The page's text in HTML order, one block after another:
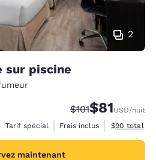
2
sur piscine
Tarif barré :
$101Tarif réduit :
$81USD/nuit
Tarif spécial
Frais inclus Afficher les
$90 total
maintenant